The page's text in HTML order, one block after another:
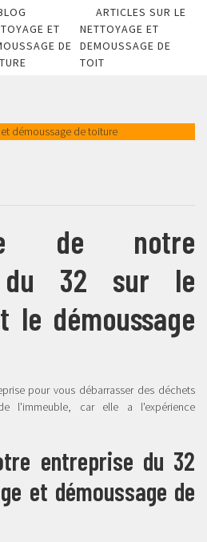
ET
DE
ARTICLES SUR LE
NETTOYAGE ET
DEMOUSSAGE DE
TOIT
de notre
du 32 sur le
le démoussage
pour vous débarrasser des déchets
l'immeuble, car elle a l'expérience
entreprise du 32
et démoussage de